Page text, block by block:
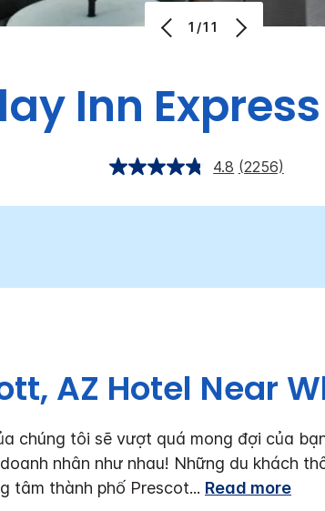
1/11
Inn Express
4.8 (2256)
AZ Hotel Near
chúng tôi sẽ vượt quá mong đợi của
nhân như nhau! Những du khách
tâm thành phố Prescot... Read more